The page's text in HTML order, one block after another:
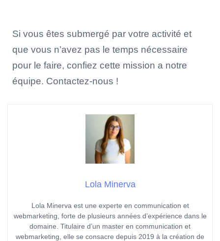
Si vous êtes submergé par votre activité et
que vous n’avez pas le temps nécessaire
pour le faire, confiez cette mission a notre
équipe. Contactez-nous !
Lola Minerva
Lola Minerva est une experte en communication et
webmarketing, forte de plusieurs années d’expérience dans le
domaine. Titulaire d’un master en communication et
webmarketing, elle se consacre depuis 2019 à la création de